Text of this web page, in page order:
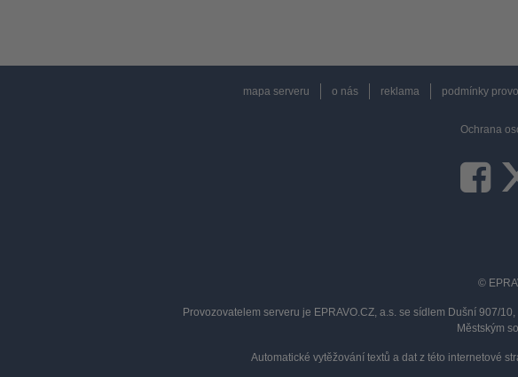
mapa serveru o nás reklama podmínky
Ochrana
©
Provozovatelem serveru je EPRAVO.CZ, a.s. se sídlem Dušní 907/
Městským
Automatické vytěžování textů a dat z této internetové